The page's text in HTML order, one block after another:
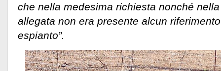
che nella medesima richiesta nonché
allegata non era presente alcun
espianto”.